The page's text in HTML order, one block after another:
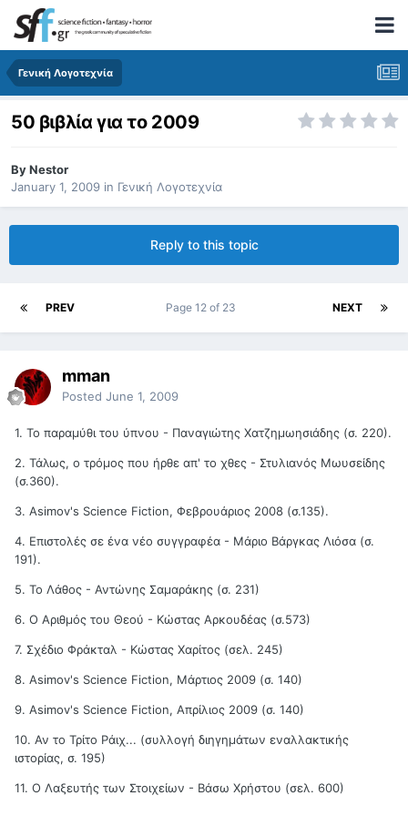
Γενική Λογοτεχνία
50 βιβλία για το 2009
ByNestor
January 1, 2009 in Γενική Λογοτεχνία
Reply to this topic
PREV NEXT
Page 12 of 23
mman
Posted June 1, 2009
1. Το παραμύθι του ύπνου - Παναγιώτης Χατζημωησιάδης (σ. 220).
2. Τάλως, ο τρόμος που ήρθε απ' το χθες - Στυλιανός Μωυσείδης
(σ.360).
3. Asimov's Science Fiction, Φεβρουάριος 2008 (σ.135).
4. Επιστολές σε ένα νέο συγγραφέα - Μάριο Βάργκας Λιόσα (σ.
191).
5. Το Λάθος - Αντώνης Σαμαράκης (σ. 231)
6. Ο Αριθμός του Θεού - Κώστας Αρκουδέας (σ.573)
7. Σχέδιο Φράκταλ - Κώστας Χαρίτος (σελ. 245)
8. Asimov's Science Fiction, Μάρτιος 2009 (σ. 140)
9. Asimov's Science Fiction, Απρίλιος 2009 (σ. 140)
10. Αν το Τρίτο Ράιχ... (συλλογή διηγημάτων εναλλακτικής
ιστορίας, σ. 195)
11. Ο Λαξευτής των Στοιχείων - Βάσω Χρήστου (σελ. 600)